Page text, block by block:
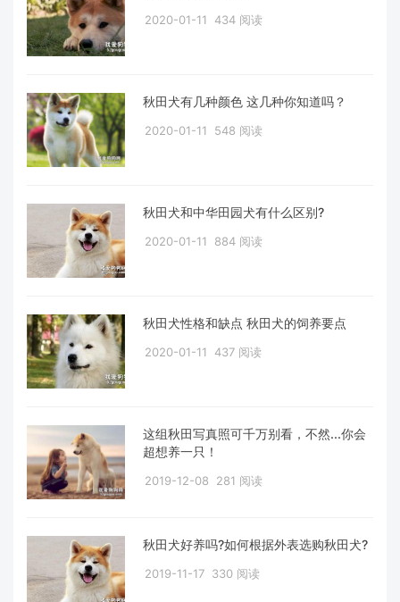
2020-01-11 434 阅读
秋田犬有几种颜色 这几种你知道吗？
2020-01-11 548 阅读
秋田犬和中华田园犬有什么区别?
2020-01-11 884 阅读
秋田犬性格和缺点 秋田犬的饲养要点
2020-01-11 437 阅读
这组秋田写真照可千万别看，不然...你会
超想养一只！
2019-12-08 281 阅读
秋田犬好养吗?如何根据外表选购秋田犬?
2019-11-17 330 阅读